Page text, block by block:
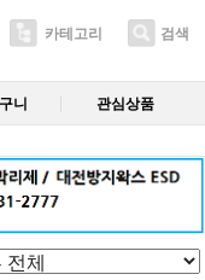
카테고리 검색
니 관심상품